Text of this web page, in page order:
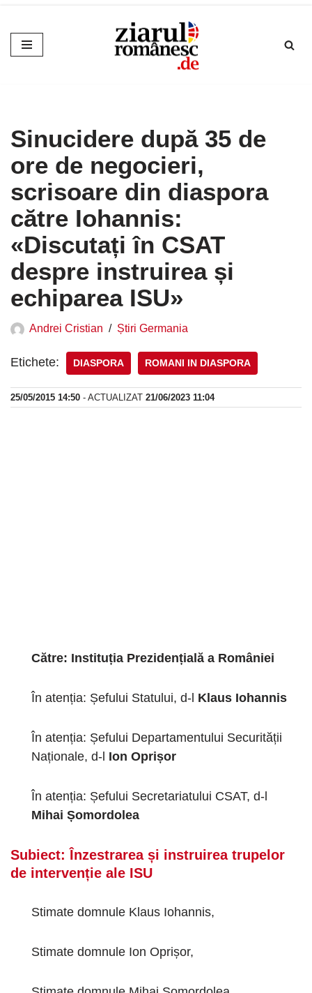
Sari
la
Sinucidere după 35 de
ore de negocieri,
scrisoare din diaspora
către Iohannis:
«Discutați în CSAT
despre instruirea și
echiparea ISU»
Andrei Cristian Știri Germania
Etichete: DIASPORA ROMANI IN DIASPORA
25/05/2015 14:50 - ACTUALIZAT 21/06/2023 11:04
Către: Instituția Prezidențială a României
În atenția: Șefului Statului, d-l Klaus Iohannis
În atenția: Șefului Departamentului Securității
Naționale, d-l Ion Oprișor
În atenția: Șefului Secretariatului CSAT, d-l
Mihai Șomordolea
Subiect: Înzestrarea și instruirea trupelor
de intervenție ale ISU
Stimate domnule Klaus Iohannis,
Stimate domnule Ion Oprișor,